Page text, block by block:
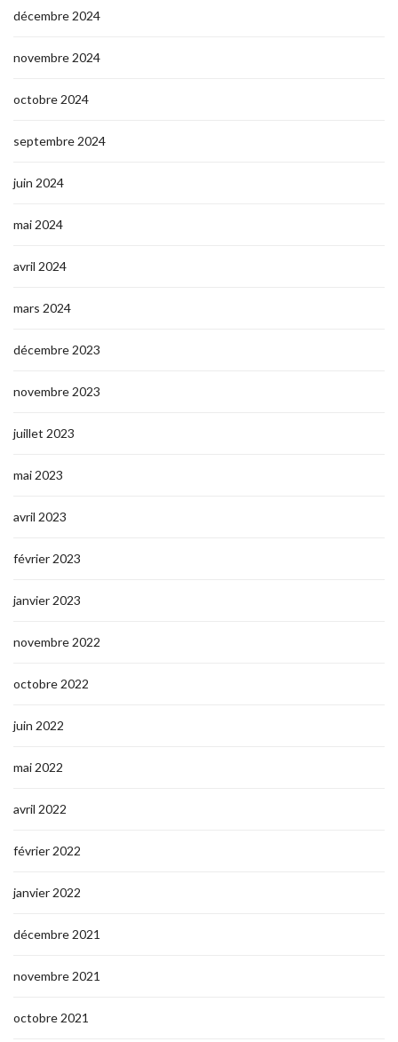
décembre 2024
novembre 2024
octobre 2024
septembre 2024
juin 2024
mai 2024
avril 2024
mars 2024
décembre 2023
novembre 2023
juillet 2023
mai 2023
avril 2023
février 2023
janvier 2023
novembre 2022
octobre 2022
juin 2022
mai 2022
avril 2022
février 2022
janvier 2022
décembre 2021
novembre 2021
octobre 2021